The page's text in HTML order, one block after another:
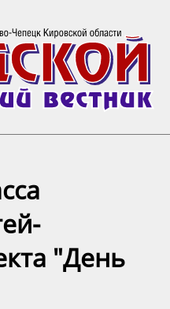
"День